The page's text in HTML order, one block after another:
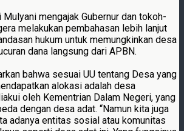
mengajak Gubernur dan tokoh-
melakukan pembahasan lebih lanjut
hukum untuk memungkinkan desa
dana langsung dari APBN.
bahwa sesuai UU tentang Desa yang
alokasi adalah desa
oleh Kementrian Dalam Negeri, yang
dengan desa adat. “Namun kita juga
adanya entitas sosial atau komunitas